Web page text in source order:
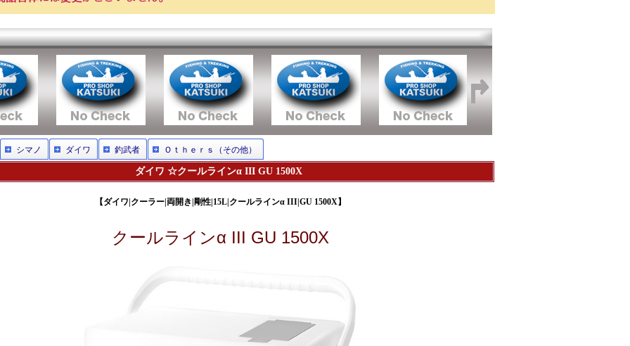
シマノ ダイワ 釣武者 Ｏｔｈｅｒｓ（その他）
ダイワ ☆クールラインα III GU 1500X
【ダイワ|クーラー|両開き|剛性|15L|クールラインα III|GU 1500X】
クールラインα III GU 1500X